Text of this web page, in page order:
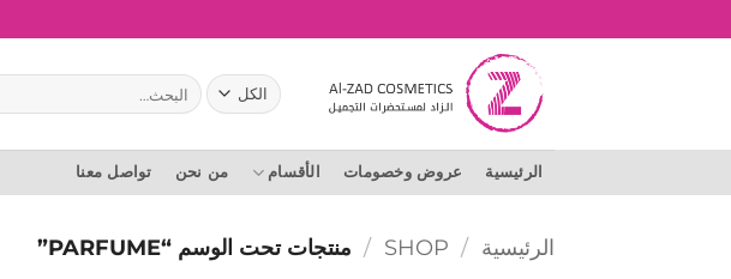
للمحتوى
البحث
عن:
الرئيسية عروض وخصومات الأقسام من نحن تواصل معنا
الرئيسية /
SHOP
/ منتجات تحت الوسم “PARFUME”